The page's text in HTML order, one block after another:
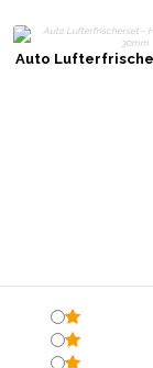
Auto